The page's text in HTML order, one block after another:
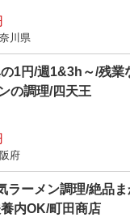
川県
1円/週1&3h～/残業
の調理/四天王
府
ラーメン調理/絶品
内OK/町田商店